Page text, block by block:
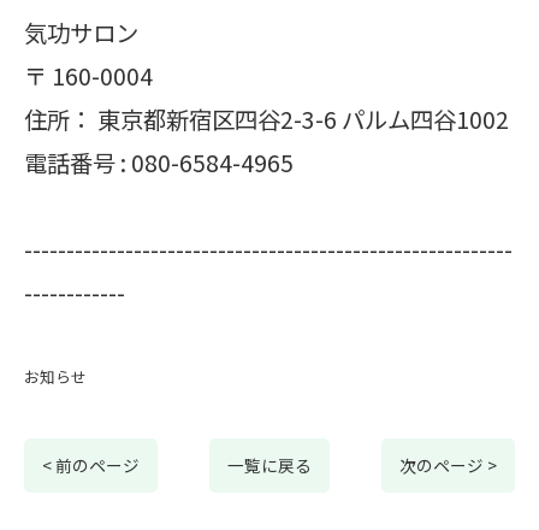
気功サロン
〒 160-0004
住所： 東京都新宿区四谷2-3-6 パルム四谷1002
電話番号 : 080-6584-4965
----------------------------------------------------------
------------
お知らせ
< 前のページ 一覧に戻る 次のページ >